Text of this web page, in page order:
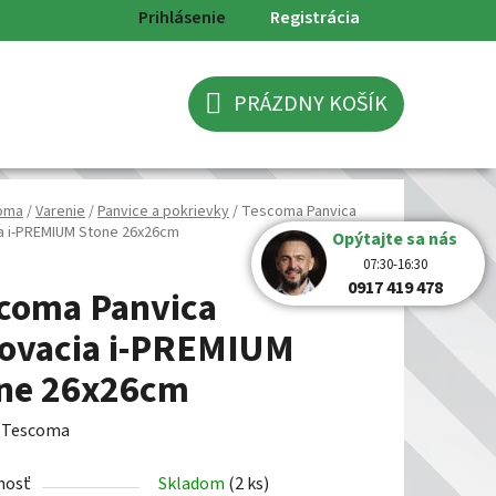
Prihlásenie Registrácia
NÁKUPNÝ
KOŠÍK
PRÁZDNY KOŠÍK
/Varenie/Panvice a pokrievky/ Tescoma Panvica
PREMIUM Stone 26x26cm
Panvica
i-PREMIUM
26x26cm
Tescoma
Skladom (2 ks)
Opýtajte sa nás
07:30-16:30
0917 419 478